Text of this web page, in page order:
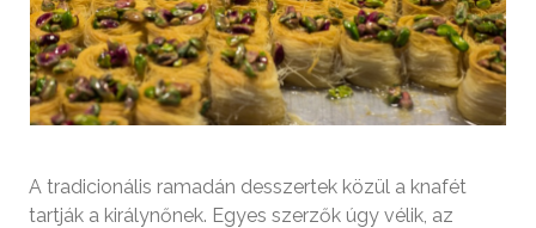
A tradicionális ramadán desszertek közül a knafét
tartják a királynőnek. Egyes szerzők úgy vélik, az